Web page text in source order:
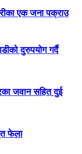
एक जना पक्राउ
दुरुपयोग गर्दै
जवान सहित दुई
फेला